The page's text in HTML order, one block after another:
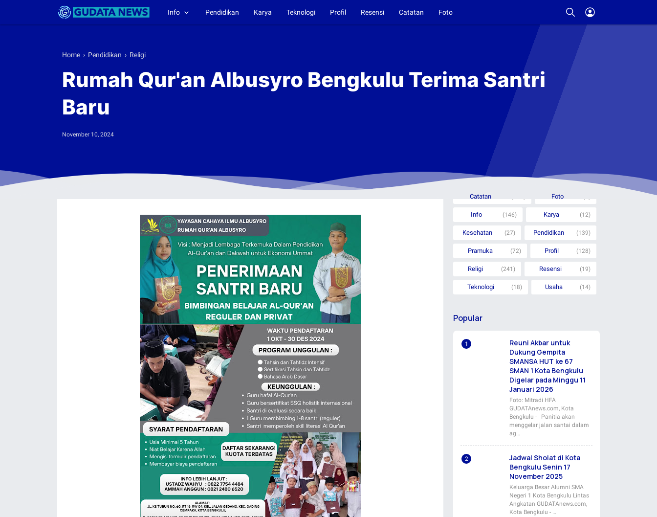
Info Pendidikan Karya Teknologi Profil Resensi Catatan Foto
Home › Pendidikan › Religi
Rumah Qur'an Albusyro Bengkulu Terima Santri
Baru
November 10, 2024
Rubrik Berita
Catatan Foto
Info (146) Karya (12)
Kesehatan (27) Pendidikan (139)
Pramuka (72) Profil (128)
Religi (241) Resensi (19)
Teknologi (18) Usaha (14)
Popular
Reuni Akbar untuk
Dukung Gempita
SMANSA HUT ke 67
SMAN 1 Kota Bengkulu
Digelar pada Minggu 11
Januari 2026
Foto: Mitradi HFA
GUDATAnews.com, Kota
Bengkulu - Panitia akan
menggelar jalan santai dalam
ag…
Jadwal Sholat di Kota
Bengkulu Senin 17
November 2025
Keluarga Besar Alumni SMA
Negeri 1 Kota Bengkulu Lintas
Angkatan GUDATAnews.com,
Kota Bengkulu - …